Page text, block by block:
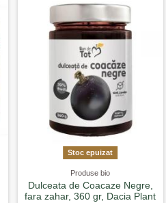
Stoc epuizat
Produse bio
Dulceata de Coacaze Negre,
fara zahar, 360 gr, Dacia Plant